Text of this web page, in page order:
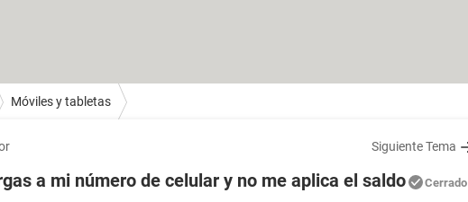
Móviles y tabletas
Siguiente Tema
a mi número de celular y no me aplica el saldo Cerrado